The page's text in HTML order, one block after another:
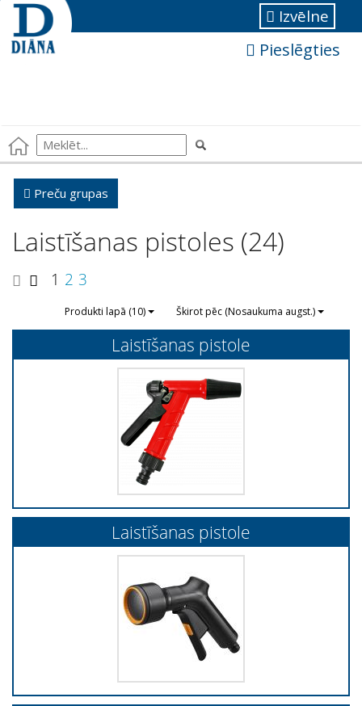
Izvēlne
Pieslēgties
Preču grupas
Laistīšanas pistoles (24)
1 2 3
Produkti lapā (10) Škirot pēc (Nosaukuma augst.)
Laistīšanas pistole
Laistīšanas pistole